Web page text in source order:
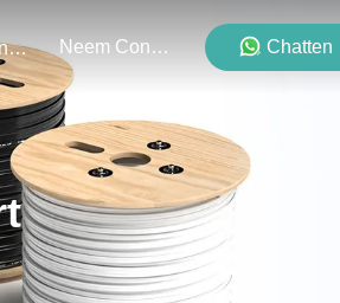
Evenementen Neem Contact Met Ons Op Chatten